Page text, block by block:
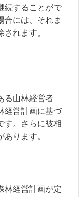
続することがで
合には、それま
れます。
る山林経営者
経営計画に基づ
す。さらに被相
ります。
林経営計画が定